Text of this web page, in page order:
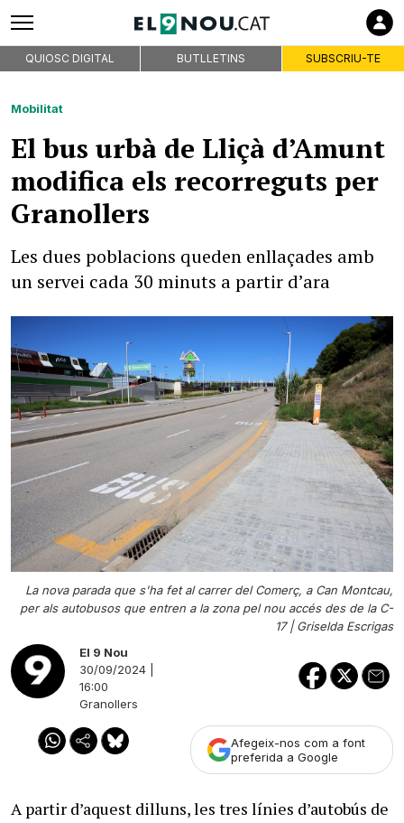
QUIOSC DIGITAL BUTLLETINS SUBSCRIU-TE
Mobilitat
El bus urbà de Lliçà d’Amunt
modifica els recorreguts per
Granollers
Les dues poblacions queden enllaçades amb
un servei cada 30 minuts a partir d’ara
La nova parada que s'ha fet al carrer del Comerç, a Can Montcau,
per als autobusos que entren a la zona pel nou accés des de la C-
17 |Griselda Escrigas
El 9 Nou
30/09/2024 |
16:00
Granollers
Afegeix-nos com a font
preferida a Google
A partir d’aquest dilluns, les tres línies d’autobús de